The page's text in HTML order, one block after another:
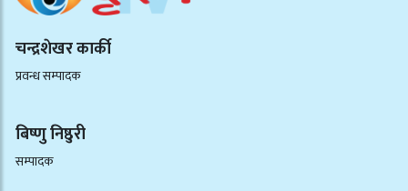
चन्द्रशेखर कार्की
प्रवन्ध सम्पादक
बिष्णु निष्ठुरी
सम्पादक